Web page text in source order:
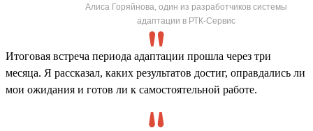
Алиса Горяйнова, один из разработчиков системы
адаптации в РТК-Сервис
Итоговая встреча периода адаптации прошла через три
месяца. Я рассказал, каких результатов достиг, оправдались ли
мои ожидания и готов ли к самостоятельной работе.